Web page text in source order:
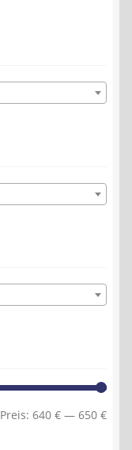
Min.
Max.
Preis: 640 € — 650 €